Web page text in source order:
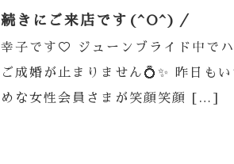
続きにご来店です(^O^)／
幸子です♡ ジューンブライド中でハ
ご成婚が止まりません💍✨ 昨日もい
めな女性会員さまが笑顔笑顔 […]